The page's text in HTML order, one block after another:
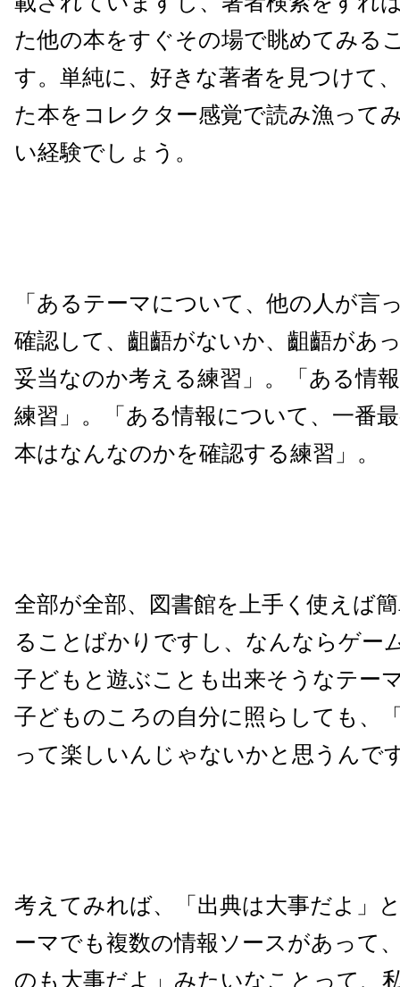
た他の本をすぐその場で眺めてみる
す。単純に、好きな著者を見つけて
た本をコレクター感覚で読み漁って
い経験でしょう。
「あるテーマについて、他の人が言
確認して、齟齬がないか、齟齬があ
妥当なのか考える練習」。「ある情
練習」。「ある情報について、一番
本はなんなのかを確認する練習」。
全部が全部、図書館を上手く使えば
ることばかりですし、なんならゲー
子どもと遊ぶことも出来そうなテー
子どものころの自分に照らしても、
って楽しいんじゃないかと思うんで
考えてみれば、「出典は大事だよ」
ーマでも複数の情報ソースがあって
のも大事だよ」みたいなことって、